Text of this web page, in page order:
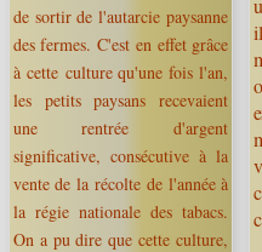
de sortir de l'autarcie paysanne
des fermes. C'est en effet grâce
à cette culture qu'une fois l'an,
les petits paysans recevaient
une rentrée d'argent
significative, consécutive à la
vente de la récolte de l'année à
la régie nationale des tabacs.
On a pu dire que cette culture,